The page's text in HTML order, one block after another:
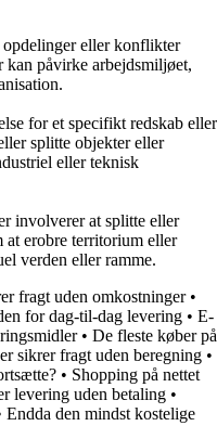
eller konflikter
kan påvirke arbejdsmiljøet,
for et specifikt redskab eller
splitte objekter eller
eller teknisk
involverer at splitte eller
at erobre territorium eller
verden eller ramme.
fragt uden omkostninger•
for dag-til-dag levering • E-
• De fleste køber på
sikrer fragt uden beregning •
• Shopping på nettet
levering uden betaling •
Endda den mindst kostelige